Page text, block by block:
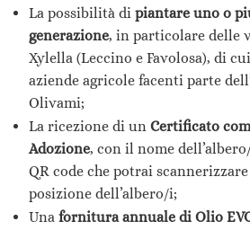
La possibilità di piantare uno o
generazione, in particolare delle
Xylella (Leccino e Favolosa), di
aziende agricole facenti parte
Olivami;
La ricezione di un Certificato
Adozione, con il nome
QR code che potrai
posizione dell’albero/i;
Una fornitura annuale di Olio